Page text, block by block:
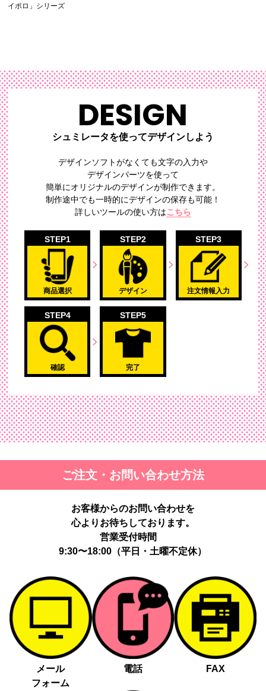
イポロ」シリーズ
DESIGN
シュミレータを使ってデザインしよう
デザインソフトがなくても文字の入力や
デザインパーツを使って
簡単にオリジナルのデザインが制作できます。
制作途中でも一時的にデザインの保存も可能！
詳しいツールの使い方はこちら
STEP1
商品選択
STEP2
デザイン
STEP3
注文情報入力
STEP4
確認
STEP5
完了
ご注文・お問い合わせ方法
お客様からのお問い合わせを
心よりお待ちしております。
営業受付時間
9:30〜18:00（平日・土曜不定休）
メール
フォーム
電話 FAX